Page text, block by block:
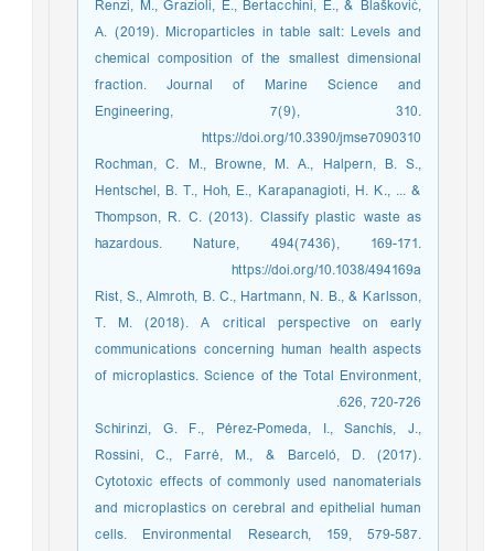
Renzi, M., Grazioli, E., Bertacchini, E., & Blašković,
A. (2019). Microparticles in table salt: Levels and
chemical composition of the smallest dimensional
fraction. Journal of Marine Science and
Engineering, 7(9), 310.
https://doi.org/10.3390/jmse7090310
Rochman, C. M., Browne, M. A., Halpern, B. S.,
Hentschel, B. T., Hoh, E., Karapanagioti, H. K., ... &
Thompson, R. C. (2013). Classify plastic waste as
hazardous. Nature, 494(7436), 169-171.
https://doi.org/10.1038/494169a
Rist, S., Almroth, B. C., Hartmann, N. B., & Karlsson,
T. M. (2018). A critical perspective on early
communications concerning human health aspects
of microplastics. Science of the Total Environment,
626, 720-726.
Schirinzi, G. F., Pérez-Pomeda, I., Sanchís, J.,
Rossini, C., Farré, M., & Barceló, D. (2017).
Cytotoxic effects of commonly used nanomaterials
and microplastics on cerebral and epithelial human
cells. Environmental Research, 159, 579-587.